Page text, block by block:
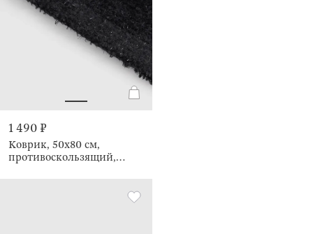
1 490 ₽
Коврик, 50х80 см,
противоскользящий,